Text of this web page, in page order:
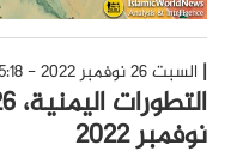
السبت 26 نوفمبر 2022 - 15:18
نوفمبر 2022